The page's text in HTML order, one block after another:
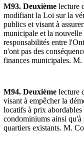
M93. Deuxième lecture
modifiant la Loi sur la
publics et visant à
municipale et la nouvelle
responsabilités entre
n'ont pas des
finances municipales.
M94. Deuxième lecture
visant à empêcher la
locatifs à prix
condominiums ainsi qu'à
quartiers existants. M.